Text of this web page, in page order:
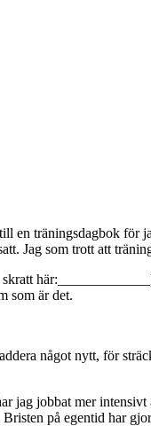
en träningsdagbok för
Jag som trott att
som är det.
något nytt, för
jag jobbat mer
på egentid har